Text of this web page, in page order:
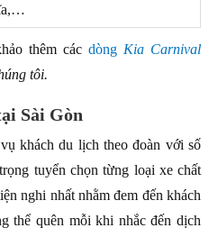
thêm các dòng Kia Carnival
tôi.
Sài Gòn
khách du lịch theo đoàn với số
tuyển chọn từng loại xe chất
nghi nhất nhằm đem đến khách
thể quên mỗi khi nhắc đến dịch